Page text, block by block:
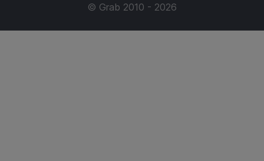
© Grab 2010 - 2026